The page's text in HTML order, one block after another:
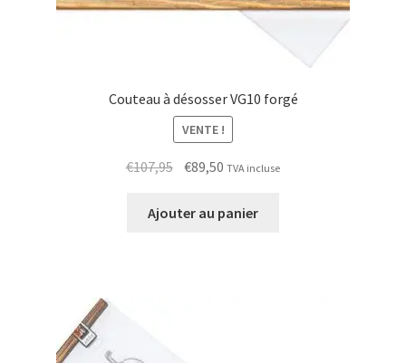
Couteau à désosser VG10 forgé
VENTE !
€107,95 Le
initial
€89,50 Le
actuel
TVA incluse
Ajouter au panier